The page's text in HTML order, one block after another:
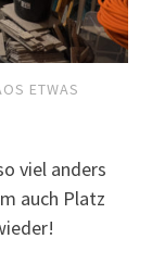
ETWAS
viel anders
auch Platz